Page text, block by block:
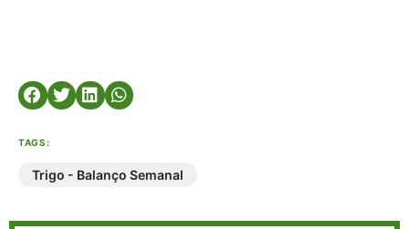
TAGS:
Trigo - Balanço Semanal